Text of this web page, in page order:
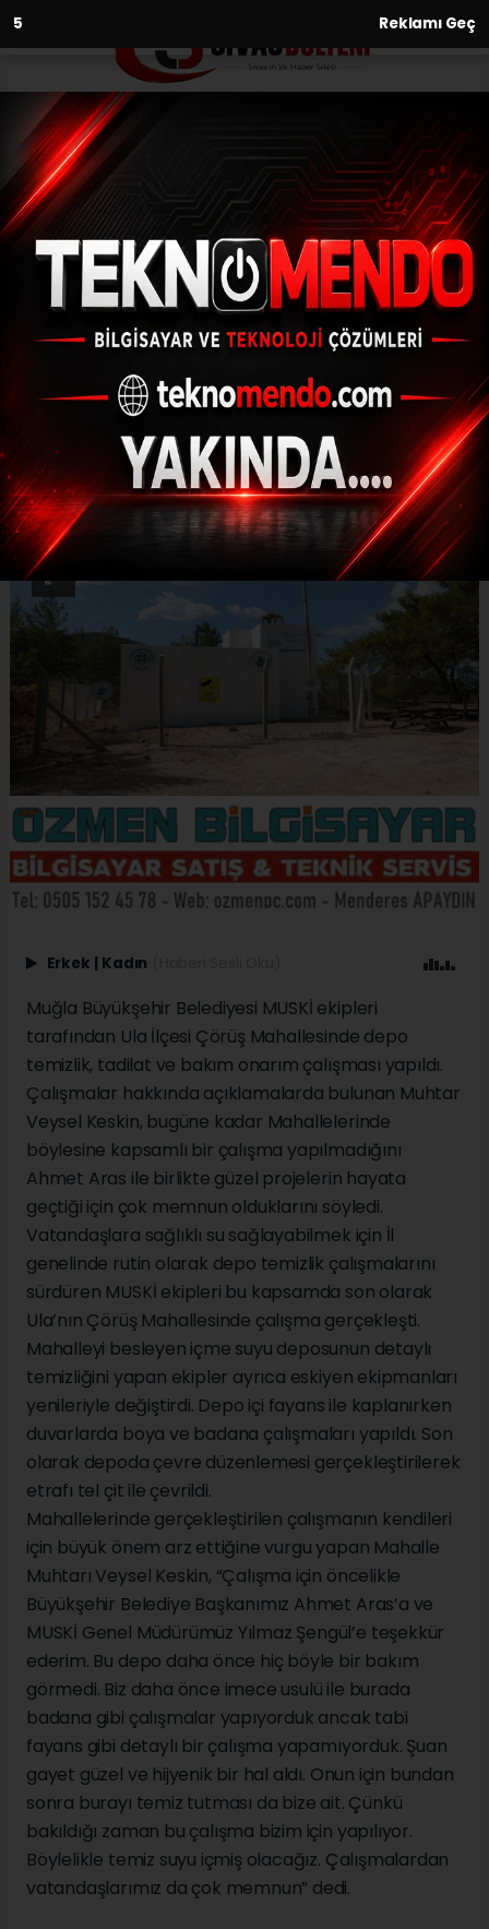
3 Reklamı Geç
Anasayfa Gündem
Ula Çörüş mahallesi
sakinlerinden Büyükşehir’e
teşekkür
GÜNDEM
(İHA) - İhlas Haber Ajansı | 30.09.2024 - 16:31, Güncelleme:
30.09.2024 - 16:18
Ula Çörüş mahallesi sakinlerinden
Büyükşehir’e teşekkür
ABONE OL
Erkek | Kadın
Muğla Büyükşehir Belediyesi MUSKİ ekipleri
tarafından Ula İlçesi Çörüş Mahallesinde depo
temizlik, tadilat ve bakım onarım çalışması yapıldı.
Çalışmalar hakkında açıklamalarda bulunan Muhtar
Veysel Keskin, bugüne kadar Mahallelerinde
böylesine kapsamlı bir çalışma yapılmadığını
Ahmet Aras ile birlikte güzel projelerin hayata
geçtiği için çok memnun olduklarını söyledi.
Vatandaşlara sağlıklı su sağlayabilmek için İl
genelinde rutin olarak depo temizlik çalışmalarını
sürdüren MUSKİ ekipleri bu kapsamda son olarak
Ula’nın Çörüş Mahallesinde çalışma gerçekleşti.
Mahalleyi besleyen içme suyu deposunun detaylı
temizliğini yapan ekipler ayrıca eskiyen ekipmanları
yenileriyle değiştirdi. Depo içi fayans ile kaplanırken
duvarlarda boya ve badana çalışmaları yapıldı. Son
olarak depoda çevre düzenlemesi gerçekleştirilerek
etrafı tel çit ile çevrildi.
Mahallelerinde gerçekleştirilen çalışmanın kendileri
için büyük önem arz ettiğine vurgu yapan Mahalle
Muhtarı Veysel Keskin, “Çalışma için öncelikle
Büyükşehir Belediye Başkanımız Ahmet Aras’a ve
MUSKİ Genel Müdürümüz Yılmaz Şengül’e teşekkür
ederim. Bu depo daha önce hiç böyle bir bakım
görmedi. Biz daha önce imece usulü ile burada
badana gibi çalışmalar yapıyorduk ancak tabi
fayans gibi detaylı bir çalışma yapamıyorduk. Şuan
gayet güzel ve hijyenik bir hal aldı. Onun için bundan
sonra burayı temiz tutması da bize ait. Çünkü
bakıldığı zaman bu çalışma bizim için yapılıyor.
Böylelikle temiz suyu içmiş olacağız. Çalışmalardan
vatandaşlarımız da çok memnun” dedi.